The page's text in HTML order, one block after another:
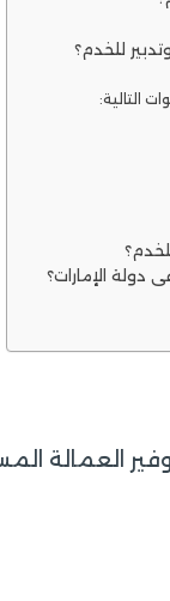
للخدم؟
التالية:
الإمارات؟
العمالة